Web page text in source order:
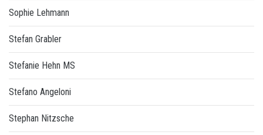
Sophie Lehmann
Stefan Grabler
Stefanie Hehn MS
Stefano Angeloni
Stephan Nitzsche